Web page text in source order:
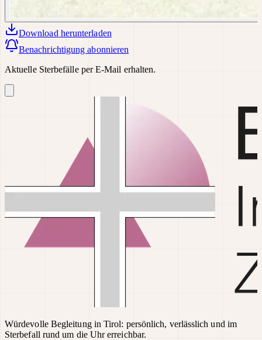
Download herunterladen
Benachrichtigung abonnieren
Aktuelle Sterbefälle per E-Mail erhalten.
Würdevolle Begleitung in Tirol: persönlich, verlässlich und im
Sterbefall rund um die Uhr erreichbar.